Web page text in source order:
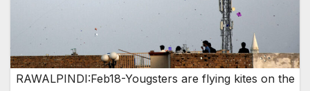
RAWALPINDI:Feb18-Yougsters are flying kites on the